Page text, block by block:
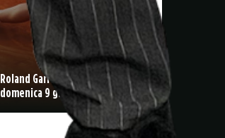
Roland Garros: il programma di
domenica 9 giugno